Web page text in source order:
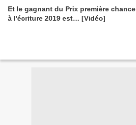
Et le gagnant du Prix première chance
à l'écriture 2019 est… [Vidéo]